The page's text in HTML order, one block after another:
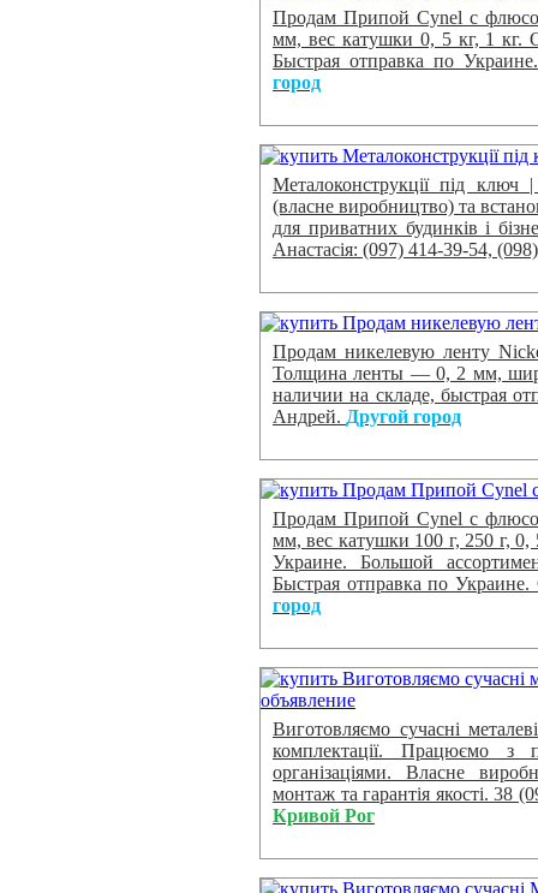
Продам Припой Cynel с
мм, вес катушки 0, 5 кг, 1 кг.
Быстрая отправка по
город
Металоконструкції під
(власне виробництво) та
для приватних будинків і
Анастасія: (097) 414-39-54,
Продам никелевую ленту
Толщина ленты — 0, 2 мм,
наличии на складе, быстрая
Андрей. Другой город
Продам Припой Cynel с
мм, вес катушки 100 г, 250 г,
Украине. Большой
Быстрая отправка по
город
Виготовляємо сучасні
комплектації. Працюємо з
організаціями. Власне
монтаж та гарантія якості. 38
Кривой Рог